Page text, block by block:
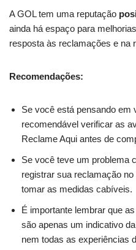
A GOL tem uma reputação
ainda há espaço para
resposta às reclamações e na
Recomendações:
Se você está pensando em
recomendável verificar as
Reclame Aqui antes de
Se você teve um problema
registrar sua reclamação
tomar as medidas cabíveis.
É importante lembrar que
são apenas um indicativo
nem todas as experiências